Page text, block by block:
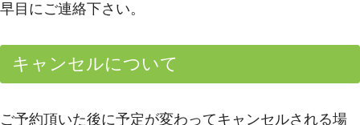
早目にご連絡下さい。
キャンセルについて
ご予約頂いた後に予定が変わってキャンセルされる場